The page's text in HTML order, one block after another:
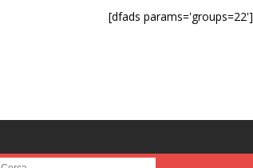
[dfads params='groups=22']